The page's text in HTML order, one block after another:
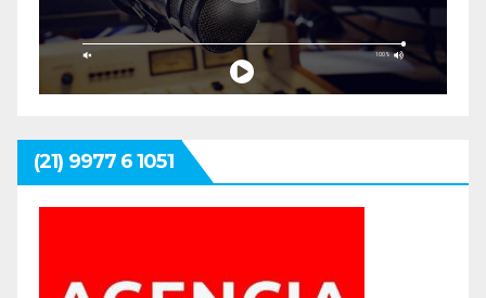
(21) 9977 6 1051